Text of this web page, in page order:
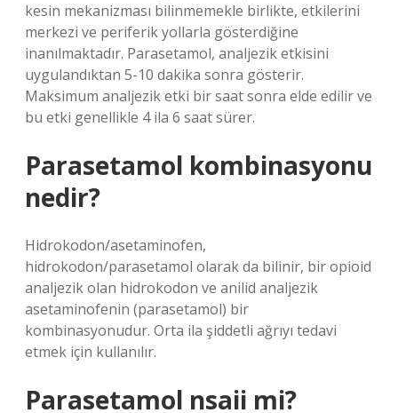
kesin mekanizması bilinmemekle birlikte, etkilerini
merkezi ve periferik yollarla gösterdiğine
inanılmaktadır. Parasetamol, analjezik etkisini
uygulandıktan 5-10 dakika sonra gösterir.
Maksimum analjezik etki bir saat sonra elde edilir ve
bu etki genellikle 4 ila 6 saat sürer.
Parasetamol kombinasyonu
nedir?
Hidrokodon/asetaminofen,
hidrokodon/parasetamol olarak da bilinir, bir opioid
analjezik olan hidrokodon ve anilid analjezik
asetaminofenin (parasetamol) bir
kombinasyonudur. Orta ila şiddetli ağrıyı tedavi
etmek için kullanılır.
Parasetamol nsaii mi?